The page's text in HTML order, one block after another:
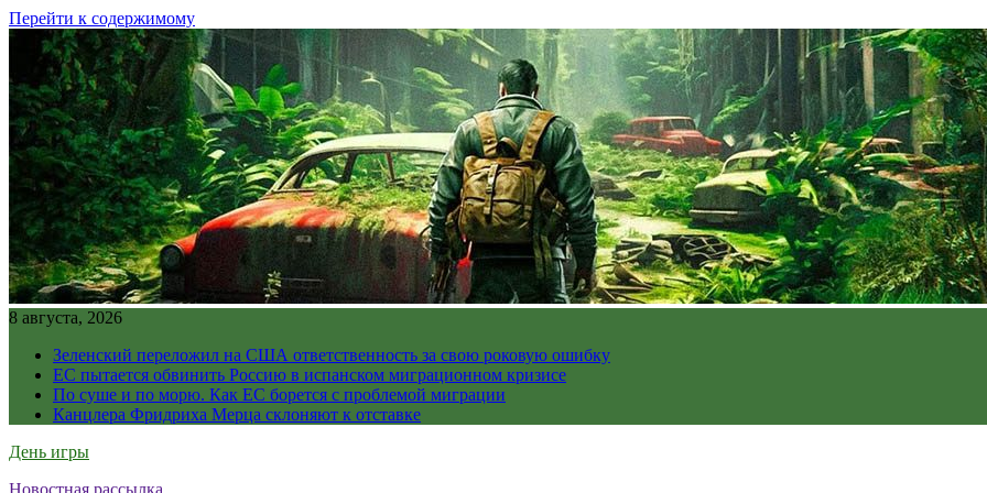
Перейти к содержимому
8 августа, 2026
Зеленский переложил на США ответственность за свою роковую ошибку
ЕС пытается обвинить Россию в испанском миграционном кризисе
По суше и по морю. Как ЕС борется с проблемой миграции
Канцлера Фридриха Мерца склоняют к отставке
День игры
Новостная рассылка